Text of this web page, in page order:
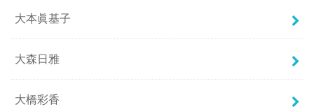
大本眞基子
大森日雅
大橋彩香